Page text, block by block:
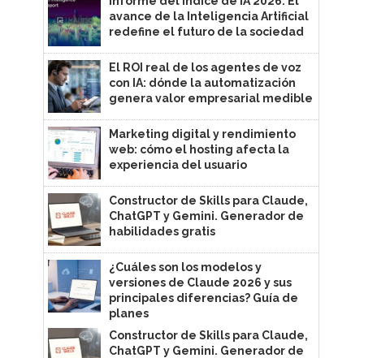
avance de la Inteligencia Artificial
redefine el futuro de la sociedad
El ROI real de los agentes de voz
con IA: dónde la automatización
genera valor empresarial medible
Marketing digital y rendimiento
web: cómo el hosting afecta la
experiencia del usuario
Constructor de Skills para Claude,
ChatGPT y Gemini. Generador de
habilidades gratis
¿Cuáles son los modelos y
versiones de Claude 2026 y sus
principales diferencias? Guía de
planes
Constructor de Skills para Claude,
ChatGPT y Gemini. Generador de